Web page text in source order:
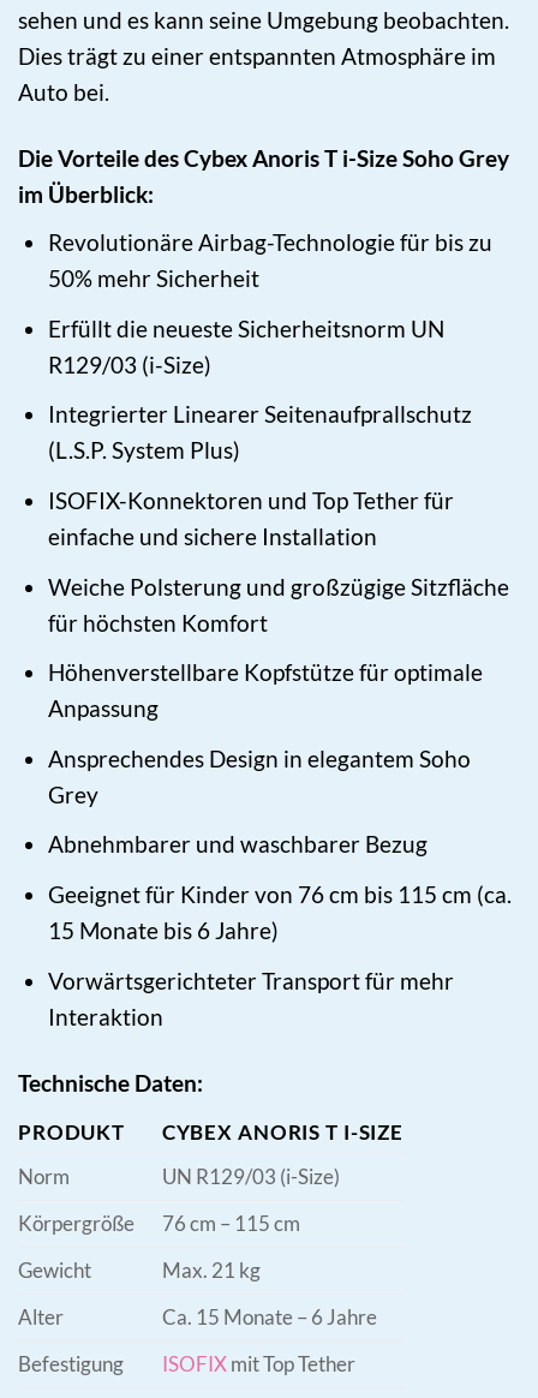
sehen und es kann seine Umgebung beobachten.
Dies trägt zu einer entspannten Atmosphäre im
Auto bei.
Die Vorteile des Cybex Anoris T i-Size Soho Grey
im Überblick:
Revolutionäre Airbag-Technologie für bis zu
50% mehr Sicherheit
Erfüllt die neueste Sicherheitsnorm UN
R129/03 (i-Size)
Integrierter Linearer Seitenaufprallschutz
(L.S.P. System Plus)
ISOFIX-Konnektoren und Top Tether für
einfache und sichere Installation
Weiche Polsterung und großzügige Sitzfläche
für höchsten Komfort
Höhenverstellbare Kopfstütze für optimale
Anpassung
Ansprechendes Design in elegantem Soho
Grey
Abnehmbarer und waschbarer Bezug
Geeignet für Kinder von 76 cm bis 115 cm (ca.
15 Monate bis 6 Jahre)
Vorwärtsgerichteter Transport für mehr
Interaktion
Technische Daten:
PRODUKT
CYBEX ANORIS T I-SIZE
Norm
UN R129/03 (i-Size)
Körpergröße
76 cm – 115 cm
Gewicht
Max. 21 kg
Alter
Ca. 15 Monate – 6 Jahre
Befestigung
ISOFIXmit Top Tether